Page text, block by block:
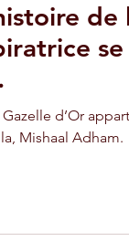
de
d’Or
Mishaal Adham.